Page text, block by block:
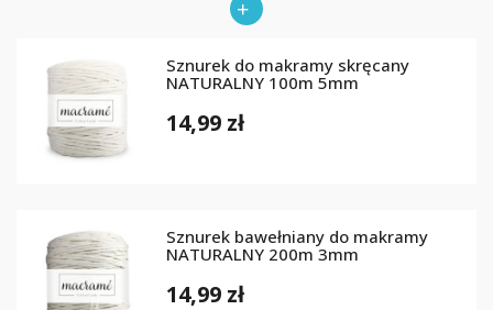
Sznurek do makramy skręcany
NATURALNY 100m 5mm
14,99 zł
Sznurek bawełniany do makramy
NATURALNY 200m 3mm
14,99 zł